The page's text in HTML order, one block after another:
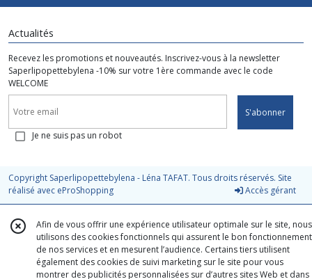
Actualités
Recevez les promotions et nouveautés. Inscrivez-vous à la newsletter
Saperlipopettebylena -10% sur votre 1ère commande avec le code
WELCOME
S'abonner
Je ne suis pas un robot
Copyright Saperlipopettebylena - Léna TAFAT. Tous droits réservés. Site
réalisé avec eProShopping Accès gérant
Afin de vous offrir une expérience utilisateur optimale sur le site, nous
utilisons des cookies fonctionnels qui assurent le bon fonctionnement
de nos services et en mesurent l’audience. Certains tiers utilisent
également des cookies de suivi marketing sur le site pour vous
montrer des publicités personnalisées sur d’autres sites Web et dans